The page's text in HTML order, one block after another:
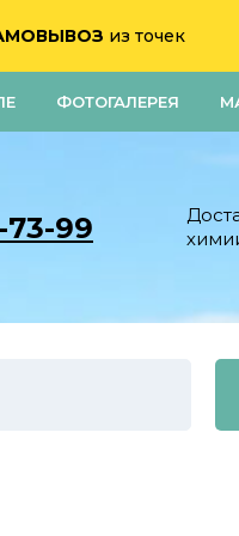
из точек
ФОТОГАЛЕРЕЯ
73-99